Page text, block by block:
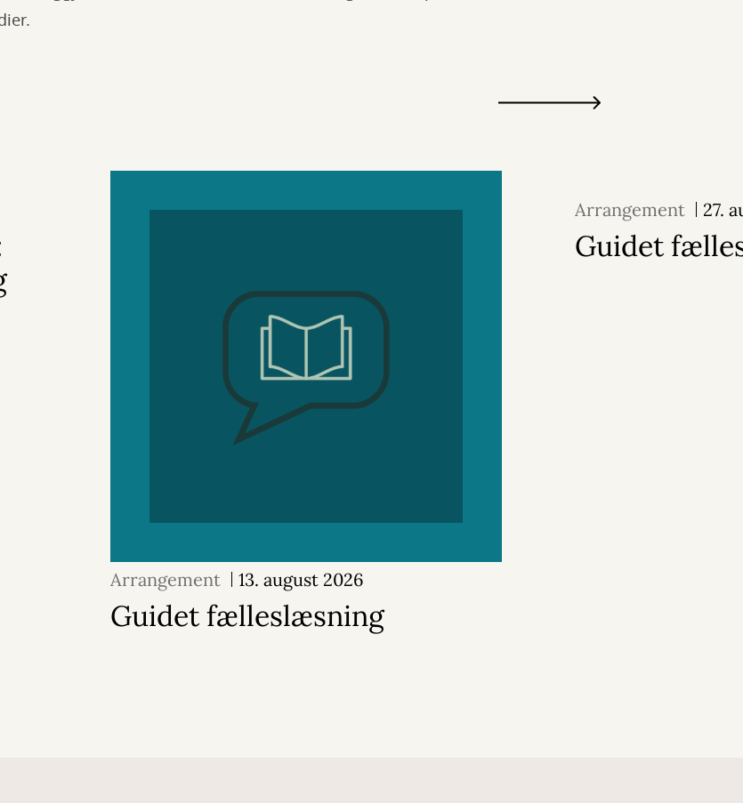
Arrangement 13. august 2026
Guidet fælleslæsning
Arrangement 27.
Guidet